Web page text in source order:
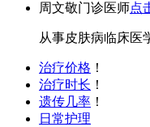
周文敬门诊医师点
从事皮肤病临床医
治疗价格 ！
治疗时长 ！
遗传几率 ！
日常护理